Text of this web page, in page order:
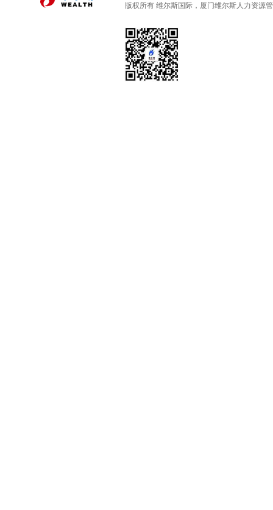
版权所有 维尔斯国际，厦门维尔斯人力资源